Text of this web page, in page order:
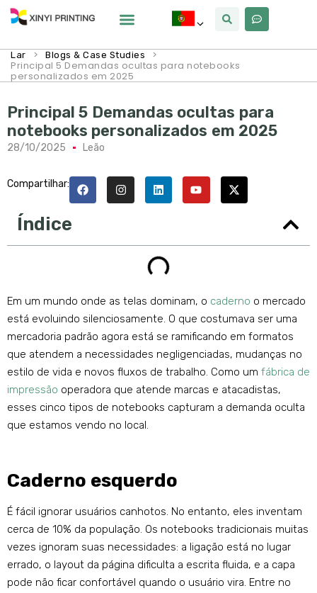
Lar > Blogs & Case Studies >
Principal 5 Demandas ocultas para notebooks
personalizados em 2025
Principal 5 Demandas ocultas para
notebooks personalizados em 2025
28/10/2025 Leão
Compartilhar:
Índice
Em um mundo onde as telas dominam, o caderno o mercado
está evoluindo silenciosamente. O que costumava ser uma
mercadoria padrão agora está se ramificando em formatos
que atendem a necessidades negligenciadas, mudanças no
estilo de vida e novos fluxos de trabalho. Como um fábrica de
impressão operadora que atende marcas e atacadistas,
esses cinco tipos de notebooks capturam a demanda oculta
que estamos vendo no local.
Caderno esquerdo
É fácil ignorar usuários canhotos. No entanto, eles inventam
cerca de 10% da população. Os notebooks tradicionais muitas
vezes ignoram suas necessidades: a ligação está no lugar
errado, o layout da página dificulta a escrita fluida, e a capa
pode não ficar confortável quando o usuário vira. Entre no